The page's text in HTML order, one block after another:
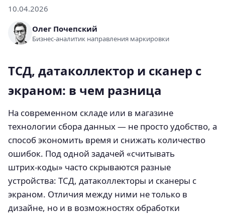
10.04.2026
Олег Почепский
Бизнес-аналитик направления маркировки
ТСД, датаколлектор и сканер с
экраном: в чем разница
На современном складе или в магазине
технологии сбора данных — не просто удобство, а
способ экономить время и снижать количество
ошибок. Под одной задачей «считывать
штрих‑коды» часто скрываются разные
устройства: ТСД, датаколлекторы и сканеры с
экраном. Отличия между ними не только в
дизайне, но и в возможностях обработки